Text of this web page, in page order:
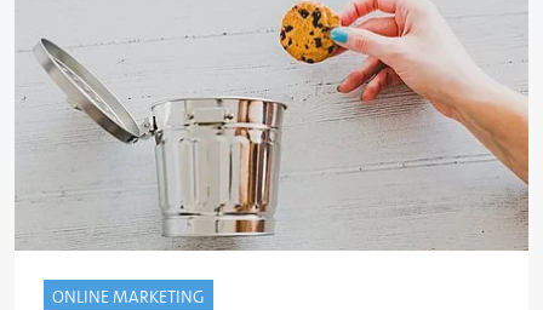
ONLINE MARKETING